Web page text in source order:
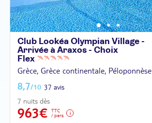
Club Lookéa Olympian Village -
Arrivée à Araxos - Choix
Flex
Grèce, Grèce continentale, Péloponnèse
8,7/10 37 avis
7 nuits dès
963€
TTC
/ pers.